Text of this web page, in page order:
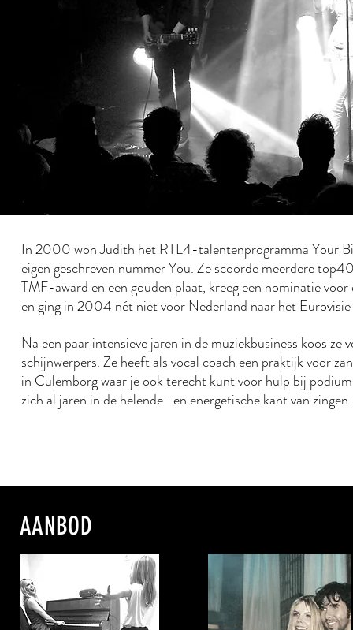
In 2000 won Judith het RTL4-talentenprogramma Your
eigen geschreven nummer You. Ze scoorde meerdere
TMF-award en een gouden plaat, kreeg een nominatie
en ging in 2004 nét niet voor Nederland naar het
Na een paar intensieve jaren in de muziekbusiness koos ze
schijnwerpers. Ze heeft als vocal coach een praktijk voor
in Culemborg waar je ook terecht kunt voor hulp bij
zich al jaren in de helende- en energetische kant van zingen.
AANBOD